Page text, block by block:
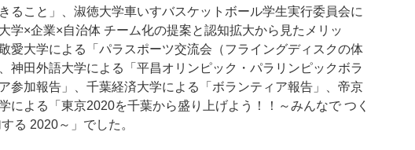
ること」、淑徳大学車いすバスケットボール学生実行委員会に
学×企業×自治体 チーム化の提案と認知拡大から見たメリッ
愛大学による「パラスポーツ交流会（フライングディスクの体
神田外語大学による「平昌オリンピック・パラリンピックボラ
参加報告」、千葉経済大学による「ボランティア報告」、帝京
による「東京2020を千葉から 盛り上げよう！！～みんなで つく
る 2020～」でした。